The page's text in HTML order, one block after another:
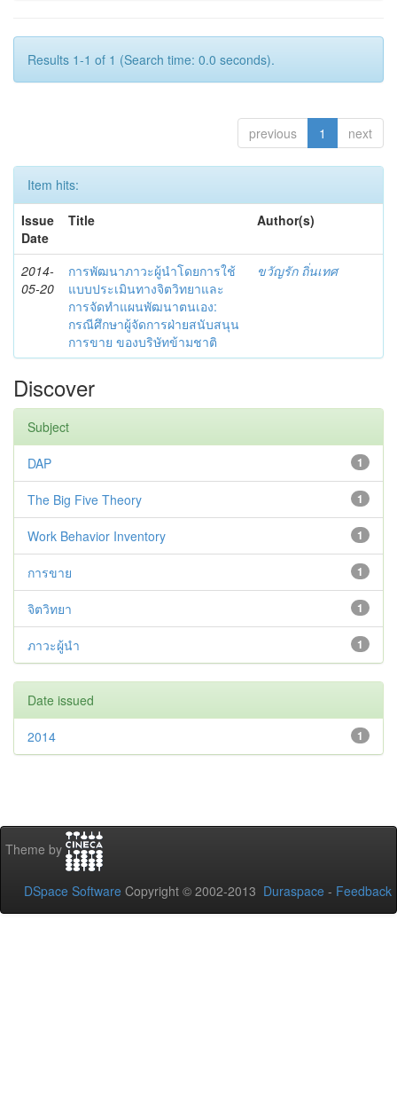
Results 1-1 of 1 (Search time: 0.0 seconds).
previous 1 next
Item hits:
Issue
Date
Title Author(s)
2014-
05-20
การพัฒนาภาวะผู้นำโดยการใช้
แบบประเมินทางจิตวิทยาและ
การจัดทำแผนพัฒนาตนเอง:
กรณีศึกษาผู้จัดการฝ่ายสนับสนุน
การขาย ของบริษัทข้ามชาติ
ขวัญรัก ถิ่นเทศ
Discover
Subject
1
DAP
1
The Big Five Theory
1
Work Behavior Inventory
1
การขาย
1
จิตวิทยา
1
ภาวะผู้นำ
Date issued
1
2014
Theme by
DSpace Software Copyright © 2002-2013 Duraspace - Feedback